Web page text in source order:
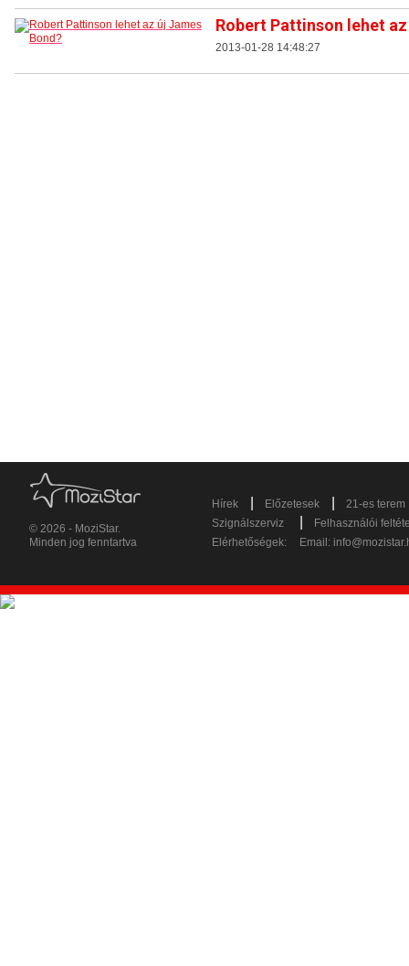
Robert Pattinson lehet
2013-01-28 14:48:27
© 2026 - MoziStar.
Minden jog fenntartva
Hírek Előzetesek
21-es terem
Szignálszerviz
Felhasználói
Elérhetőségek:
Email: